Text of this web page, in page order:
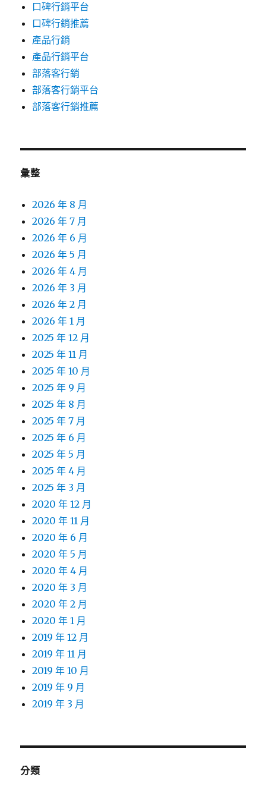
口碑行銷平台
口碑行銷推薦
產品行銷
產品行銷平台
部落客行銷
部落客行銷平台
部落客行銷推薦
彙整
2026 年 8 月
2026 年 7 月
2026 年 6 月
2026 年 5 月
2026 年 4 月
2026 年 3 月
2026 年 2 月
2026 年 1 月
2025 年 12 月
2025 年 11 月
2025 年 10 月
2025 年 9 月
2025 年 8 月
2025 年 7 月
2025 年 6 月
2025 年 5 月
2025 年 4 月
2025 年 3 月
2020 年 12 月
2020 年 11 月
2020 年 6 月
2020 年 5 月
2020 年 4 月
2020 年 3 月
2020 年 2 月
2020 年 1 月
2019 年 12 月
2019 年 11 月
2019 年 10 月
2019 年 9 月
2019 年 3 月
分類